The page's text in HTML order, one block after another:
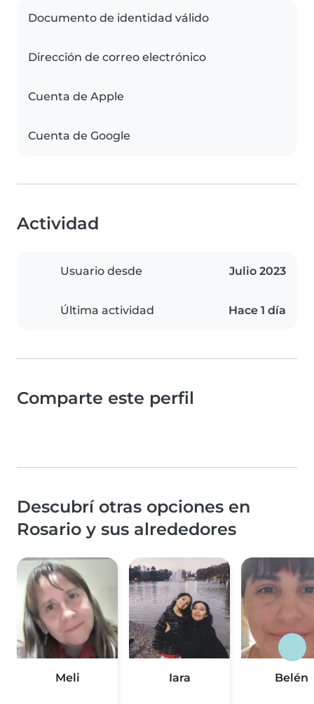
Documento de identidad válido
Dirección de correo electrónico
Cuenta de Apple
Cuenta de Google
Actividad
Usuario desde Julio 2023
Última actividad Hace 1 día
Comparte este perfil
Descubrí otras opciones en
Rosario y sus alrededores
Meli Iara Belén